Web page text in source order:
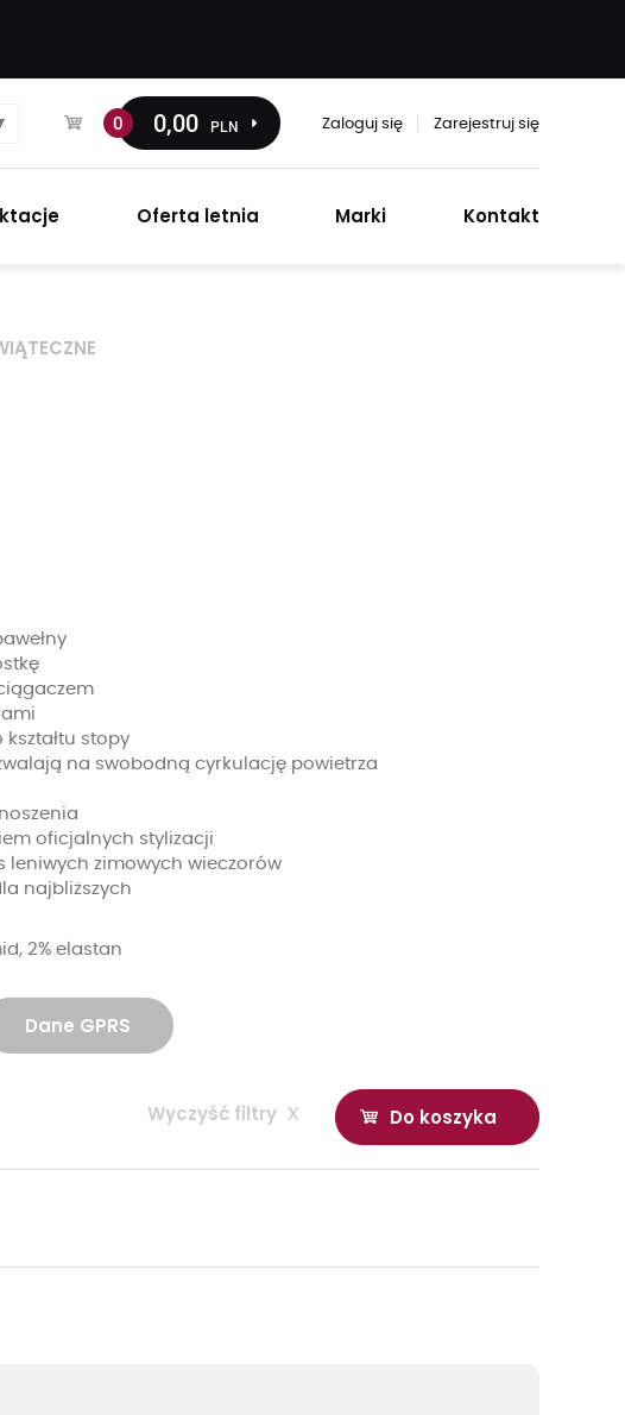
0 0,00 PLN Zaloguj się Zarejestruj się
Oferta letnia Marki Kontakt
stopy
na swobodną cyrkulację powietrza
oficjalnych stylizacji
leniwych zimowych wieczorów
najbliższych
2% elastan
Dane GPRS
Do koszyka
Wyczyść filtry x